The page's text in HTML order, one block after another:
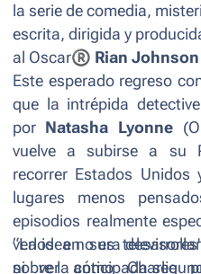
la serie de comedia,
escrita, dirigida y
al Oscar® Rian Johnson
Este esperado regreso
que la intrépida
por Natasha Lyonne (
vuelve a subirse a su
recorrer Estados Unidos
lugares menos
episodios realmente
verlos en sus
sobre la anticipada
“La idea no era
ni ver cómo Charlie